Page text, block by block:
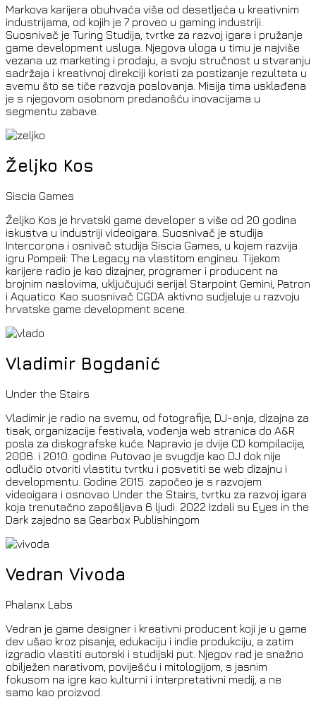
Markova karijera obuhvaća više od desetljeća u kreativnim
industrijama, od kojih je 7 proveo u gaming industriji.
Suosnivač je Turing Studija, tvrtke za razvoj igara i pružanje
game development usluga. Njegova uloga u timu je najviše
vezana uz marketing i prodaju, a svoju stručnost u stvaranju
sadržaja i kreativnoj direkciji koristi za postizanje rezultata u
svemu što se tiče razvoja poslovanja. Misija tima usklađena
je s njegovom osobnom predanošću inovacijama u
segmentu zabave.
Željko Kos
Siscia Games
Željko Kos je hrvatski game developer s više od 20 godina
iskustva u industriji videoigara. Suosnivač je studija
Intercorona i osnivač studija Siscia Games, u kojem razvija
igru Pompeii: The Legacy na vlastitom engineu. Tijekom
karijere radio je kao dizajner, programer i producent na
brojnim naslovima, uključujući serijal Starpoint Gemini, Patron
i Aquatico. Kao suosnivač CGDA aktivno sudjeluje u razvoju
hrvatske game development scene.
Vladimir Bogdanić
Under the Stairs
Vladimir je radio na svemu, od fotografije, DJ-anja, dizajna za
tisak, organizacije festivala, vođenja web stranica do A&R
posla za diskografske kuće. Napravio je dvije CD kompilacije,
2006. i 2010. godine. Putovao je svugdje kao DJ dok nije
odlučio otvoriti vlastitu tvrtku i posvetiti se web dizajnu i
developmentu. Godine 2015. započeo je s razvojem
videoigara i osnovao Under the Stairs, tvrtku za razvoj igara
koja trenutačno zapošljava 6 ljudi. 2022 Izdali su Eyes in the
Dark zajedno sa Gearbox Publishingom
Vedran Vivoda
Phalanx Labs
Vedran je game designer i kreativni producent koji je u game
dev ušao kroz pisanje, edukaciju i indie produkciju, a zatim
izgradio vlastiti autorski i studijski put. Njegov rad je snažno
obilježen narativom, poviješću i mitologijom, s jasnim
fokusom na igre kao kulturni i interpretativni medij, a ne
samo kao proizvod.